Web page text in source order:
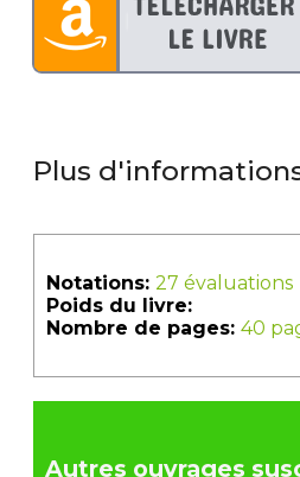
Plus
Notations: 27 évaluations
Poids du livre:
Nombre de pages: 40
Autres ouvrages